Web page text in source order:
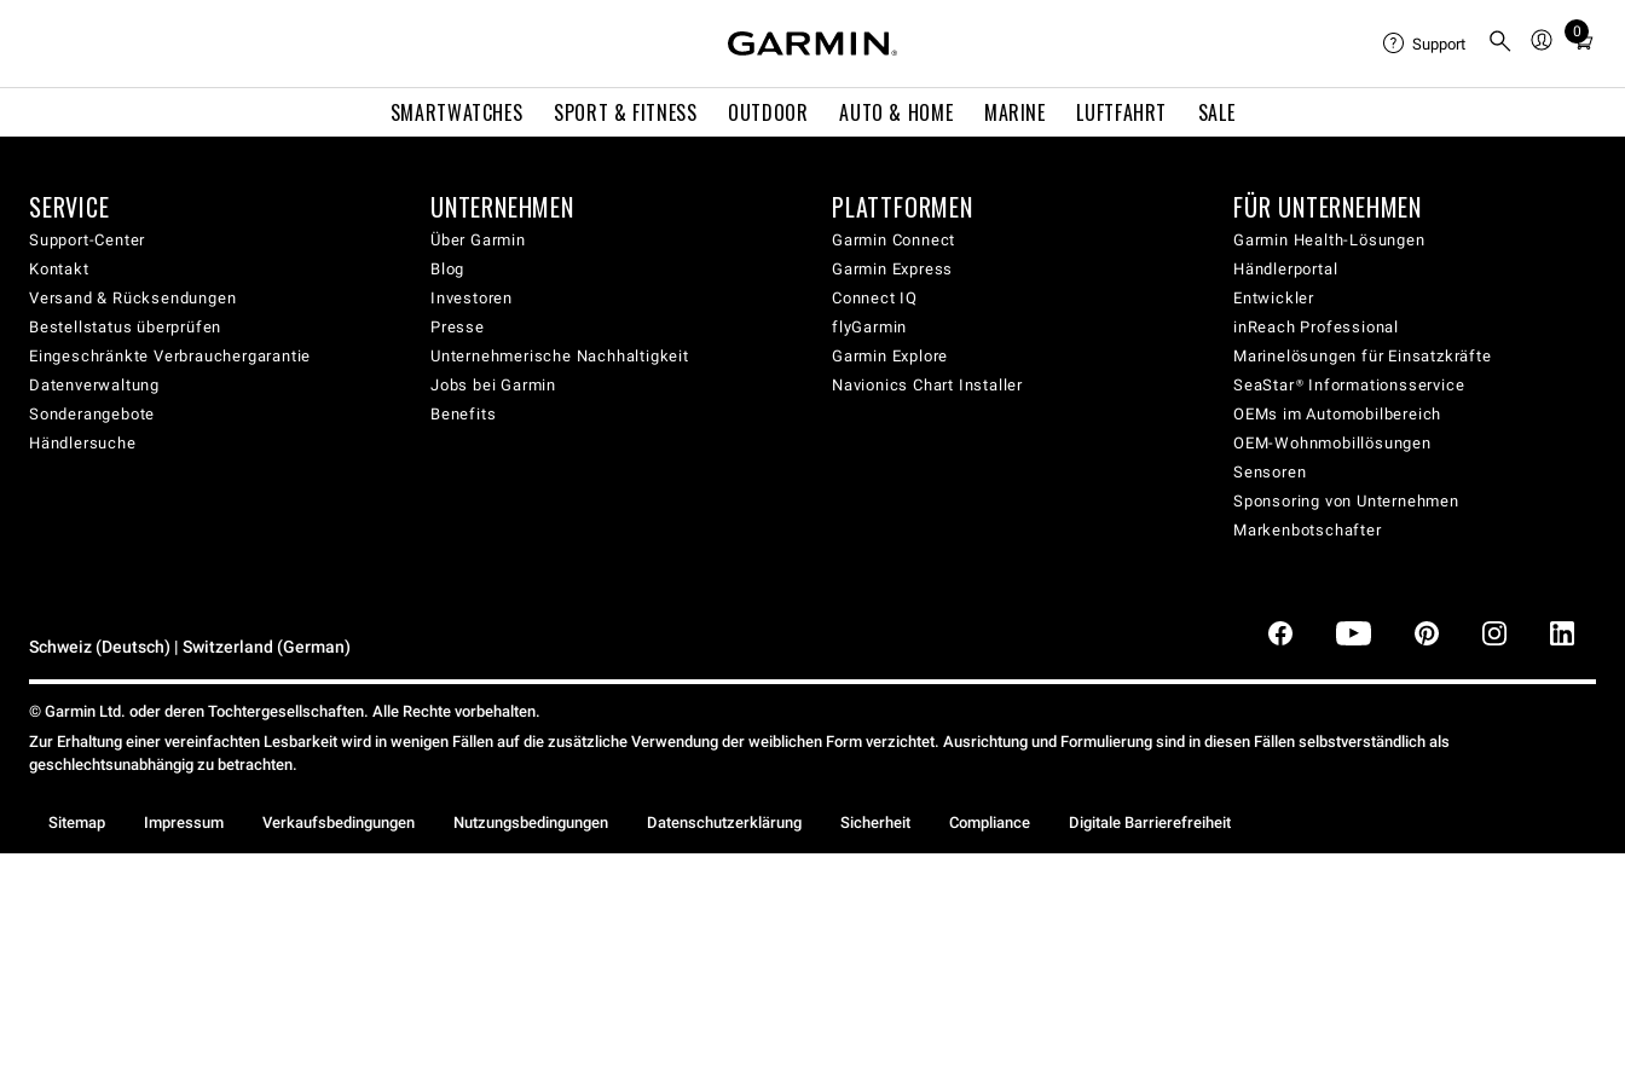
SMARTWATCHES SPORT & FITNESS OUTDOOR AUTO & HOME MARINE LUFTFAHRT SALE
Support
0
Total
cart:
SERVICE
Support-Center
Kontakt
Versand & Rücksendungen
Bestellstatus überprüfen
Eingeschränkte Verbrauchergarantie
Datenverwaltung
Sonderangebote
Händlersuche
UNTERNEHMEN
Über Garmin
Blog
Investoren
Presse
Unternehmerische Nachhaltigkeit
Jobs bei Garmin
Benefits
PLATTFORMEN
Garmin Connect
Garmin Express
Connect IQ
flyGarmin
Garmin Explore
Navionics Chart Installer
FÜR UNTERNEHMEN
Garmin Health-Lösungen
Händlerportal
Entwickler
inReach Professional
Marinelösungen für Einsatzkräfte
SeaStar® Informationsservice
OEMs im Automobilbereich
OEM-Wohnmobillösungen
Sensoren
Sponsoring von Unternehmen
Markenbotschafter
Schweiz (Deutsch) | Switzerland (German)
© Garmin Ltd. oder deren Tochtergesellschaften. Alle Rechte vorbehalten.
Zur Erhaltung einer vereinfachten Lesbarkeit wird in wenigen Fällen auf die zusätzliche Verwendung der weiblichen Form verzichtet. Ausrichtung und Formulierung sind in diesen Fällen selbstverständlich als
geschlechtsunabhängig zu betrachten.
Sitemap Impressum Verkaufsbedingungen Nutzungsbedingungen Datenschutzerklärung Sicherheit Compliance Digitale Barrierefreiheit